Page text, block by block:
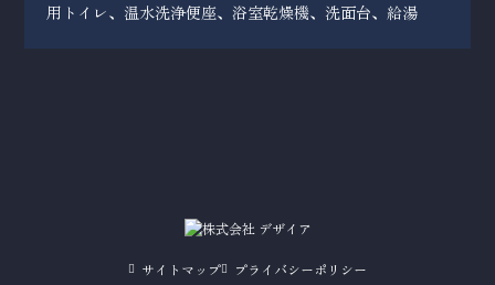
用トイレ、温水洗浄便座、浴室乾燥機、洗面台、給湯
サイトマップ プライバシーポリシー